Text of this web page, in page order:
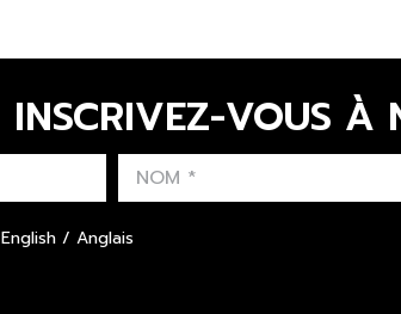
INSCRIVEZ-VOUS À
English / Anglais